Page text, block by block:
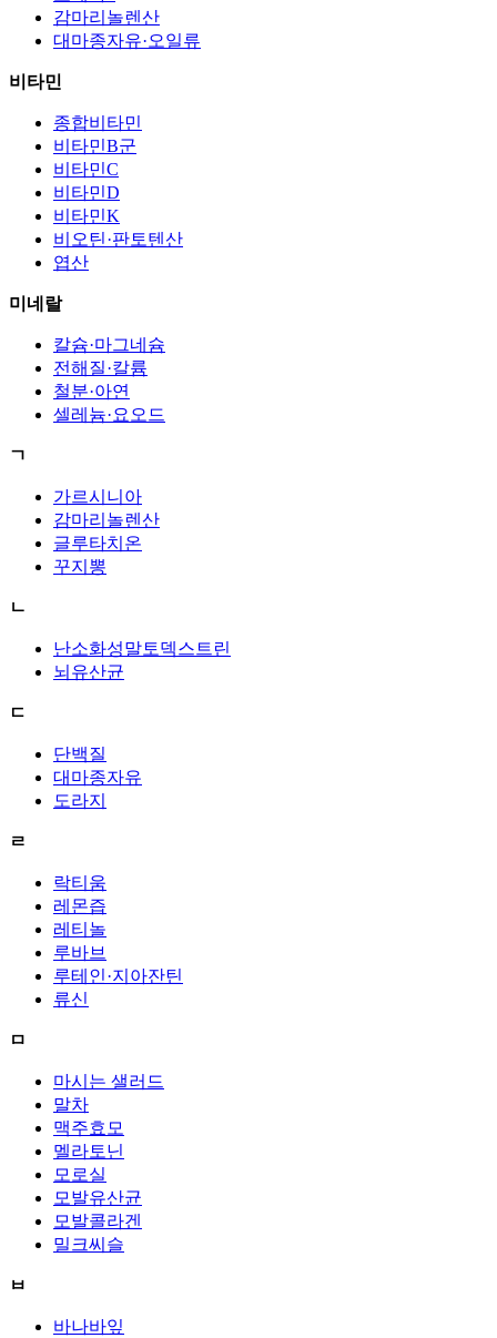
감마리놀렌산
대마종자유·오일류
비타민
종합비타민
비타민B군
비타민C
비타민D
비타민K
비오틴·판토텐산
엽산
미네랄
칼슘·마그네슘
전해질·칼륨
철분·아연
셀레늄·요오드
ㄱ
가르시니아
감마리놀렌산
글루타치온
꾸지뽕
ㄴ
난소화성말토덱스트린
뇌유산균
ㄷ
단백질
대마종자유
도라지
ㄹ
락티움
레몬즙
레티놀
루바브
루테인·지아잔틴
류신
ㅁ
마시는 샐러드
말차
맥주효모
멜라토닌
모로실
모발유산균
모발콜라겐
밀크씨슬
ㅂ
바나바잎